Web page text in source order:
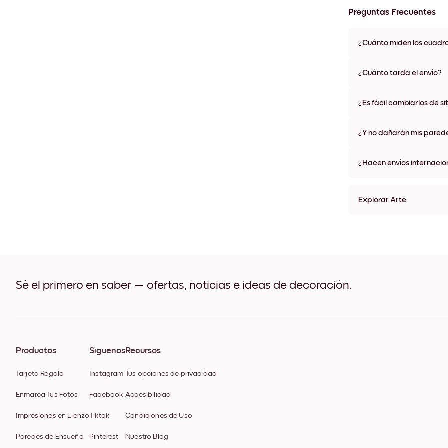
Preguntas Frecuentes
¿Cuánto miden los
materiales y colores de
¿Cuánto tarda el envío?
algunos países. Te
¿Es fácil cambiarlos de
¿Y no dañarán mis
¿Hacen envíos
Explorar Arte
Sé el primero en saber — ofertas, noticias e ideas de decoración.
Productos
Tarjeta Regalo
Enmarca Tus Fotos
Impresiones en Lienzo
Paredes de Ensueño
Síguenos
Instagram
Facebook
Tiktok
Pinterest
Recursos
Tus opciones de privacidad
Accesibilidad
Condiciones de Uso
Nuestro Blog